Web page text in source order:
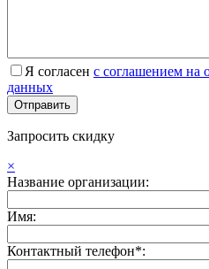
Я согласен с соглашением на
данных
Запросить скидку
×
Название организации:
Имя:
Контактный телефон*: